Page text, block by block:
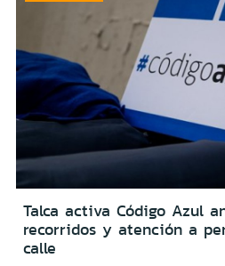
Talca activa Código Azul
recorridos y atención a
calle